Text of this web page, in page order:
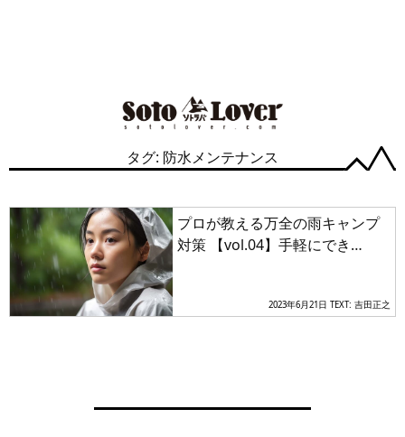
タグ: 防水メンテナンス
プロが教える万全の雨キャンプ
対策 【vol.04】手軽にでき
2023年6月21日 TEXT: 吉田正之